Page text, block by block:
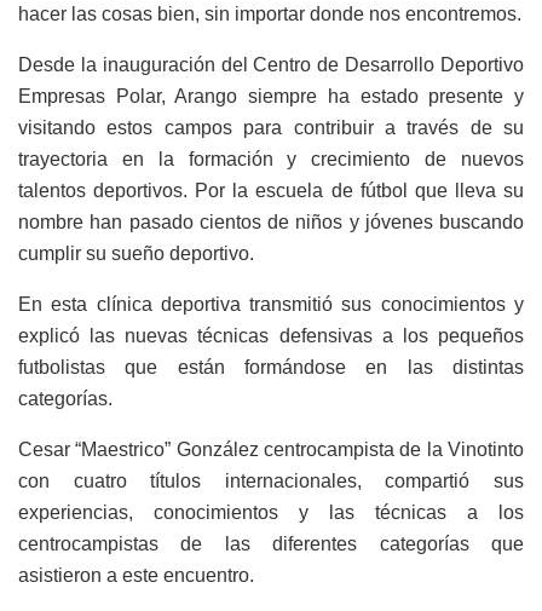
hacer las cosas bien, sin importar donde nos encontremos.
Desde la inauguración del Centro de Desarrollo Deportivo
Empresas Polar, Arango siempre ha estado presente y
visitando estos campos para contribuir a través de su
trayectoria en la formación y crecimiento de nuevos
talentos deportivos. Por la escuela de fútbol que lleva su
nombre han pasado cientos de niños y jóvenes buscando
cumplir su sueño deportivo.
En esta clínica deportiva transmitió sus conocimientos y
explicó las nuevas técnicas defensivas a los pequeños
futbolistas que están formándose en las distintas
categorías.
Cesar “Maestrico” González centrocampista de la Vinotinto
con cuatro títulos internacionales, compartió sus
experiencias, conocimientos y las técnicas a los
centrocampistas de las diferentes categorías que
asistieron a este encuentro.